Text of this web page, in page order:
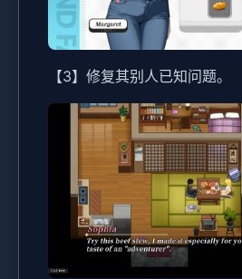
【3】修复其别人已知问题。